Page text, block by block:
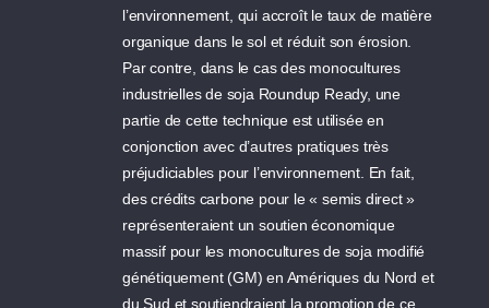
l’environnement, qui accroît le taux de matière
organique dans le sol et réduit son érosion.
Par contre, dans le cas des monocultures
industrielles de soja Roundup Ready, une
partie de cette technique est utilisée en
conjonction avec d’autres pratiques très
préjudiciables pour l’environnement. En fait,
des crédits carbone pour le « semis direct »
représenteraient un soutien économique
massif pour les monocultures de soja modifié
génétiquement (GM) en Amériques du Nord et
du Sud et soutiendraient la promotion de ce